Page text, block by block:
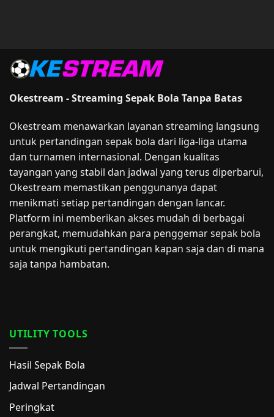
Okestream - Streaming Sepak Bola Tanpa Batas
Okestream menawarkan layanan streaming langsung
untuk pertandingan sepak bola dari liga-liga utama
dan turnamen internasional. Dengan kualitas
tayangan yang stabil dan jadwal yang terus diperbarui,
Okestream memastikan penggunanya dapat
menikmati setiap pertandingan dengan lancar.
Platform ini memberikan akses mudah di berbagai
perangkat, memudahkan para penggemar sepak bola
untuk mengikuti pertandingan kapan saja dan di mana
saja tanpa hambatan.
UTILITY TOOLS
Hasil Sepak Bola
Jadwal Pertandingan
Peringkat